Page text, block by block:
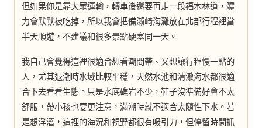
但如果你是靠大眾運輸，轉車後還要再走一段福木林道，體
力會默默被吃掉，所以我會把備瀨崎海灘放在北部行程裡當
半天順遊，不建議和很多景點硬塞同一天。
我自己會覺得這裡很適合想看潮間帶、又想讓行程慢一點的
人，尤其退潮時水域比較平穩，天然水池和清澈海水都很適
合下去看看生態。只是水底礁岩不少，鞋子沒準備好會不太
舒服，帶小孩也要更注意，滿潮時就不適合太隨性下水。若
是想浮潛，這裡的海況和視野都很有吸引力，但停留時間抓